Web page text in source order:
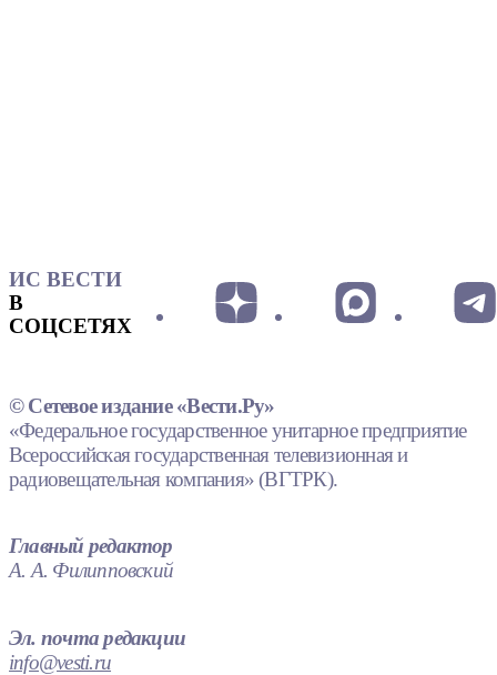
ИС ВЕСТИ
В
СОЦСЕТЯХ
© Сетевое издание «Вести.Ру»
«Федеральное государственное унитарное предприятие
Всероссийская государственная телевизионная и
радиовещательная компания» (ВГТРК).
Главный редактор
А. А. Филипповский
Эл. почта редакции
info@vesti.ru